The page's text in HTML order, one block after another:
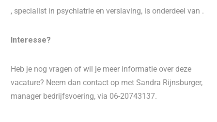
, specialist in psychiatrie en verslaving, is onderdeel van .
Interesse?
Heb je nog vragen of wil je meer informatie over deze
vacature? Neem dan contact op met Sandra Rijnsburger,
manager bedrijfsvoering, via 06-20743137.